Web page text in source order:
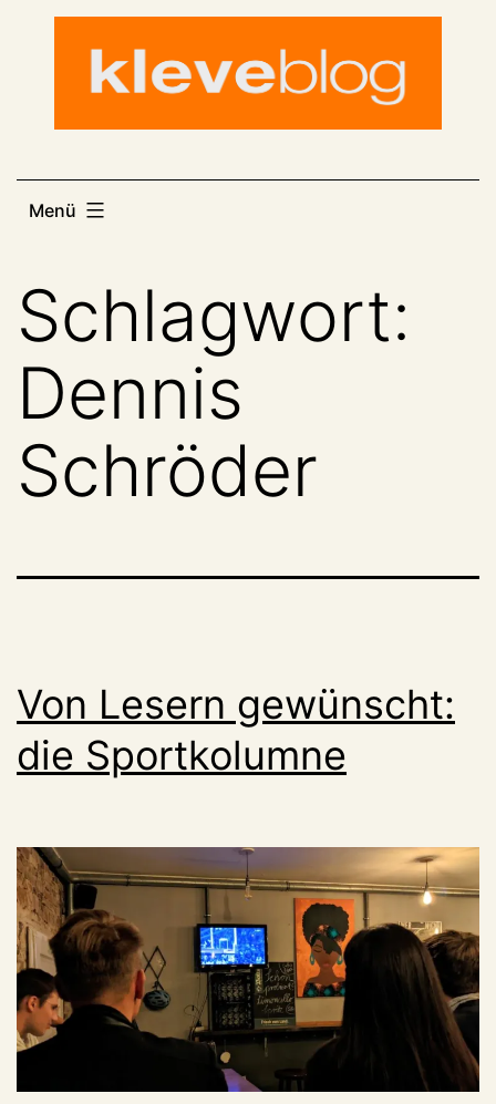
Menü
Schlagwort:
Dennis
Schröder
Von Lesern gewünscht:
die Sportkolumne